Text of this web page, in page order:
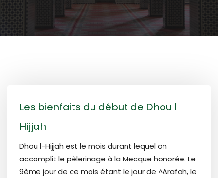
Les bienfaits du début de Dhou l-
Hijjah
Dhou l-Hijjah est le mois durant lequel on
accomplit le pèlerinage à la Mecque honorée. Le
9ème jour de ce mois étant le jour de ^Arafah, le